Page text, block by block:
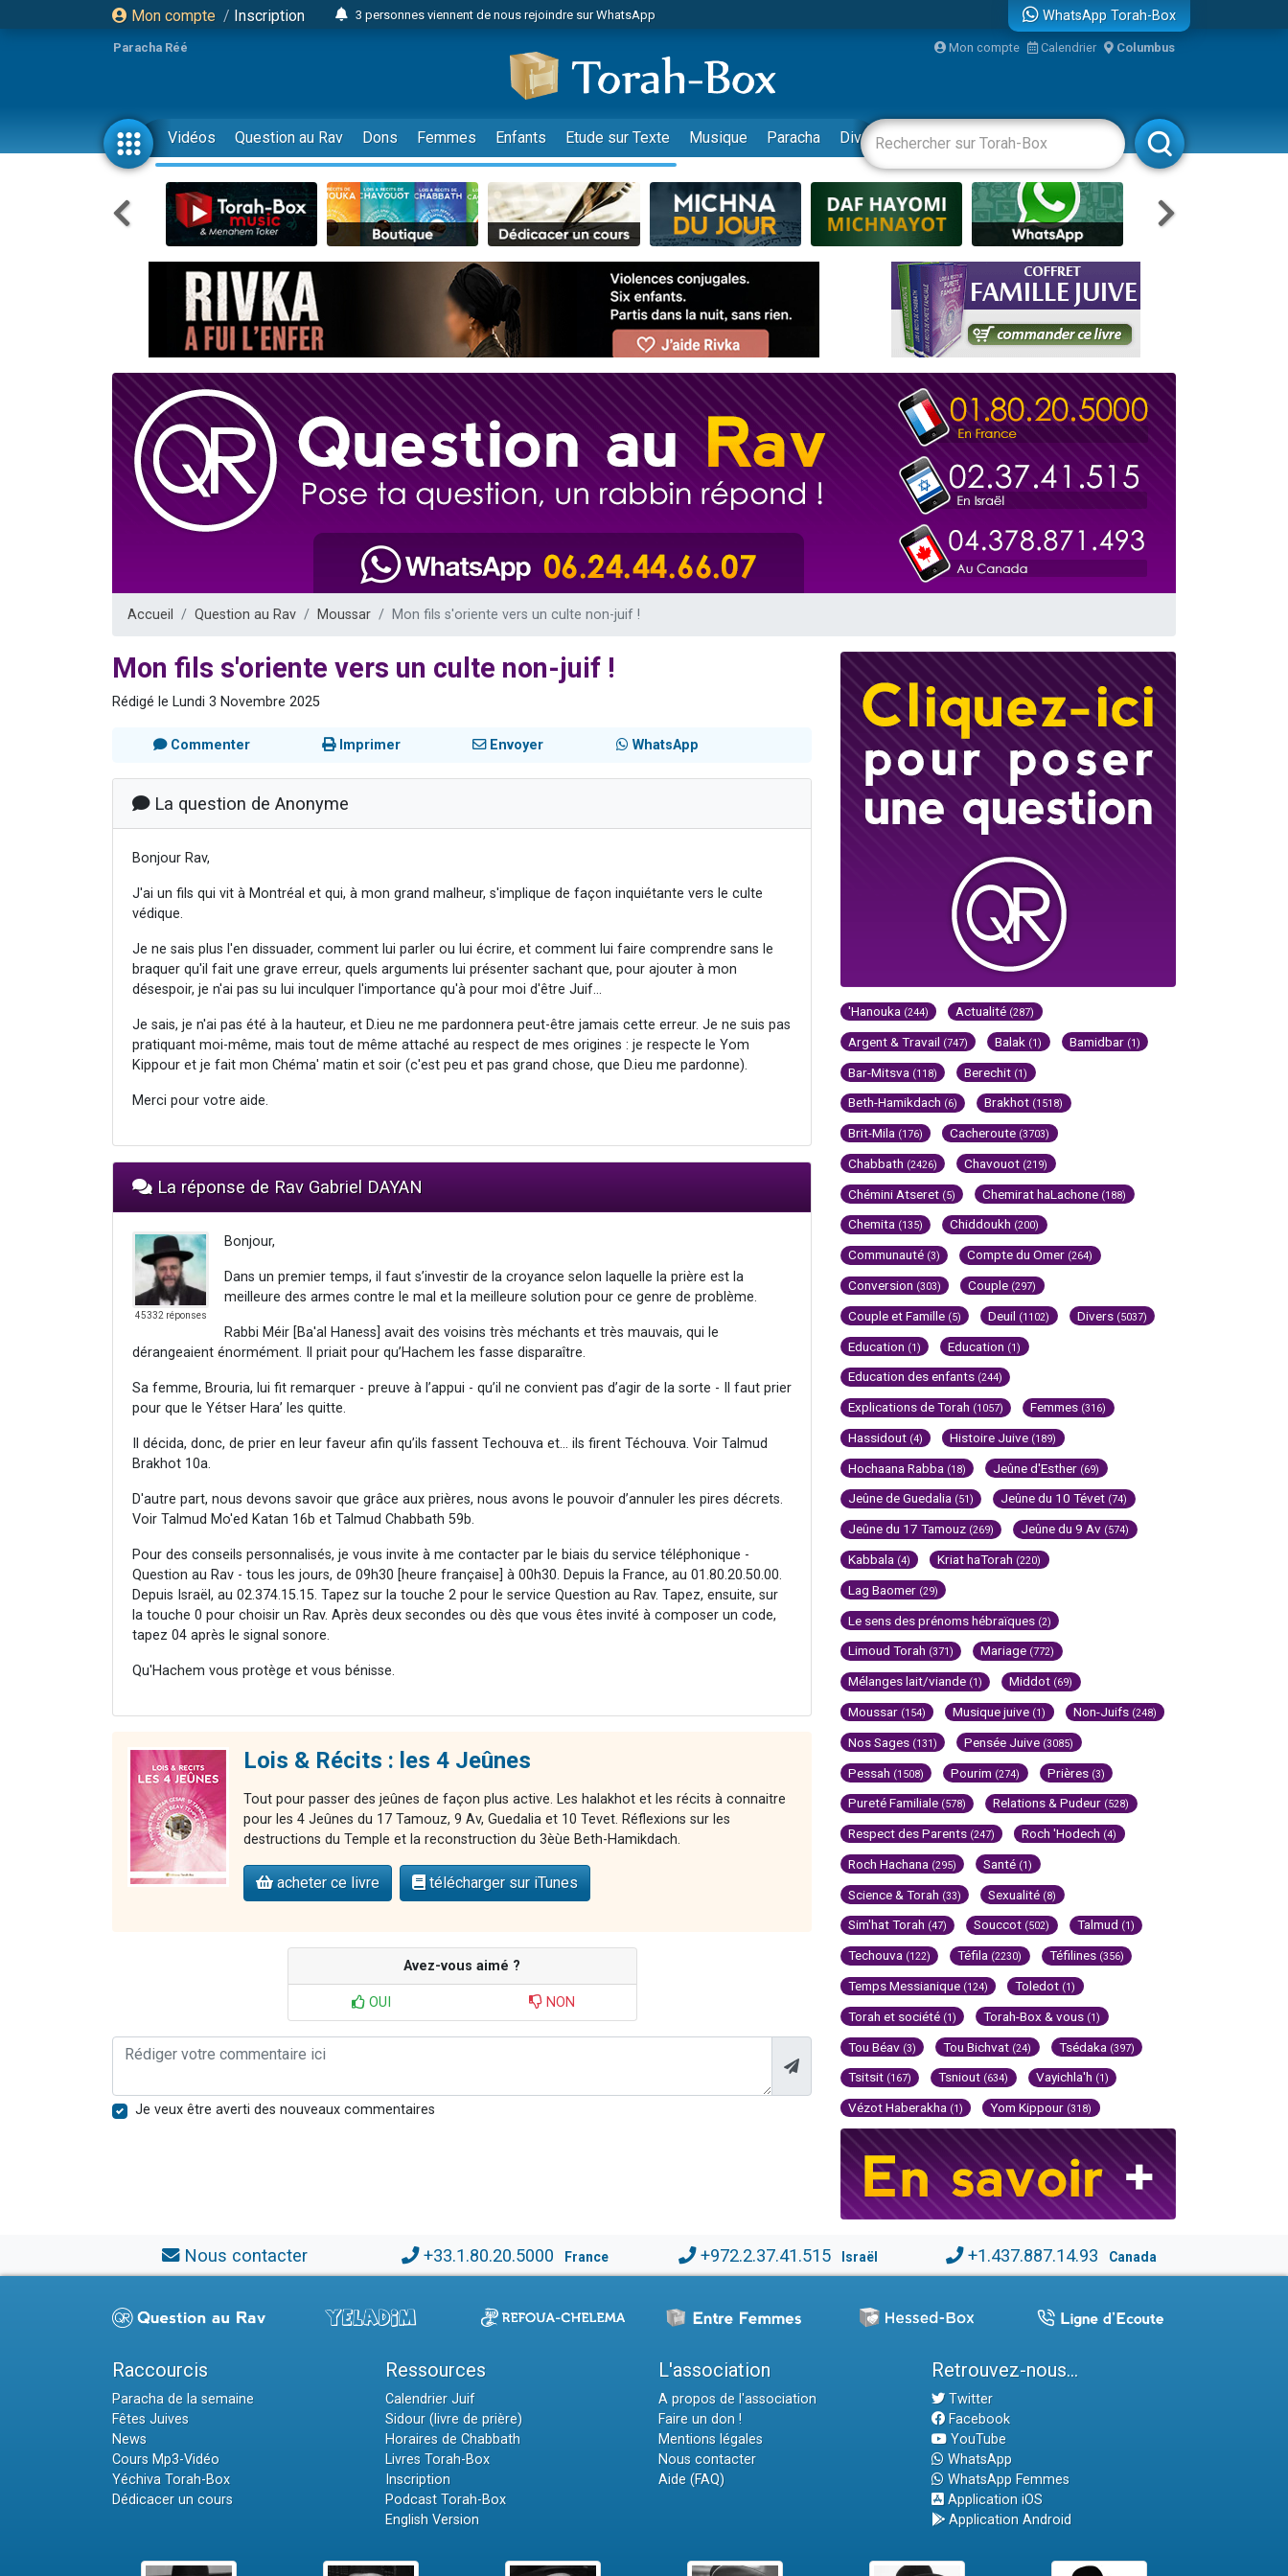
Mon compte / Inscription
3 personnes viennent de nous rejoindre sur WhatsApp
3 personnes viennent de faire un don pour 5 jours de vacances aux Orphelins
3 personnes viennent de faire un don pour Diane, 80 ans, dans un appartement insalubre
2 personnes viennent de nous rejoindre sur WhatsApp
13 personnes viennent de demander une bénédiction
30 personnes viennent de faire un don pour Sauvez la jambe de Yohan
Il reste 49 places pour étudier en groupe sur Zoom
12 nouvelles musiques dans Torah-Box Music
3 personnes viennent de nous rejoindre sur WhatsApp
2 personnes viennent de nous rejoindre sur WhatsApp
2 nouvelles musiques dans Torah-Box Music
3 personnes viennent de nous rejoindre sur WhatsApp
8 personnes viennent de faire un don pour Tsédaka : pauvres d'Israel
Nouvelle émission radio : Visions de grandeur n°104 : Le Chabbath et le Birkat Hamazone à travers le temps
61 personnes viennent de demander une bénédiction
Ariel vient de donner son Maasser
Nathaniel vient de donner son Maasser
4 personnes viennent de nous rejoindre sur WhatsApp
WhatsApp Torah-Box
Paracha Réé Mon compte Calendrier Columbus
Vidéos Question au Rav Dons Femmes Enfants Etude sur Texte Musique Paracha Divertissements Livres Rabbanim
Accueil Question au Rav Moussar Mon fils s'oriente vers un culte non-juif !
Mon fils s'oriente vers un culte non-juif !
Rédigé le Lundi 3 Novembre 2025
Commenter Imprimer Envoyer WhatsApp
La question de Anonyme
Bonjour Rav,
J'ai un fils qui vit à Montréal et qui, à mon grand malheur, s'implique de façon inquiétante vers le culte
védique.
Je ne sais plus l'en dissuader, comment lui parler ou lui écrire, et comment lui faire comprendre sans le
braquer qu'il fait une grave erreur, quels arguments lui présenter sachant que, pour ajouter à mon
désespoir, je n'ai pas su lui inculquer l'importance qu'à pour moi d'être Juif...
Je sais, je n'ai pas été à la hauteur, et D.ieu ne me pardonnera peut-être jamais cette erreur. Je ne suis pas
pratiquant moi-même, mais tout de même attaché au respect de mes origines : je respecte le Yom
Kippour et je fait mon Chéma' matin et soir (c'est peu et pas grand chose, que D.ieu me pardonne).
Merci pour votre aide.
La réponse de Rav Gabriel DAYAN
45332 réponses
Bonjour,
Dans un premier temps, il faut s’investir de la croyance selon laquelle la prière est la
meilleure des armes contre le mal et la meilleure solution pour ce genre de problème.
Rabbi Méir [Ba'al Haness] avait des voisins très méchants et très mauvais, qui le
dérangeaient énormément. Il priait pour qu’Hachem les fasse disparaître.
Sa femme, Brouria, lui fit remarquer - preuve à l’appui - qu’il ne convient pas d’agir de la sorte - Il faut prier
pour que le Yétser Hara’ les quitte.
Il décida, donc, de prier en leur faveur afin qu’ils fassent Techouva et… ils firent Téchouva. Voir Talmud
Brakhot 10a.
D'autre part, nous devons savoir que grâce aux prières, nous avons le pouvoir d’annuler les pires décrets.
Voir Talmud Mo'ed Katan 16b et Talmud Chabbath 59b.
Pour des conseils personnalisés, je vous invite à me contacter par le biais du service téléphonique -
Question au Rav - tous les jours, de 09h30 [heure française] à 00h30. Depuis la France, au 01.80.20.50.00.
Depuis Israël, au 02.374.15.15. Tapez sur la touche 2 pour le service Question au Rav. Tapez, ensuite, sur
la touche 0 pour choisir un Rav. Après deux secondes ou dès que vous êtes invité à composer un code,
tapez 04 après le signal sonore.
Qu'Hachem vous protège et vous bénisse.
Lois & Récits : les 4 Jeûnes
Tout pour passer des jeûnes de façon plus active. Les halakhot et les récits à connaitre
pour les 4 Jeûnes du 17 Tamouz, 9 Av, Guedalia et 10 Tevet. Réflexions sur les
destructions du Temple et la reconstruction du 3èùe Beth-Hamikdach.
acheter ce livre télécharger sur iTunes
Avez-vous aimé ?
OUI NON
Je veux être averti des nouveaux commentaires
'Hanouka (244) Actualité (287)
Argent & Travail (747) Balak (1) Bamidbar (1)
Bar-Mitsva (118) Berechit (1)
Beth-Hamikdach (6) Brakhot (1518)
Brit-Mila (176) Cacheroute (3703)
Chabbath (2426) Chavouot (219)
Chémini Atseret (5) Chemirat haLachone (188)
Chemita (135) Chiddoukh (200)
Communauté (3) Compte du Omer (264)
Conversion (303) Couple (297)
Couple et Famille (5) Deuil (1102) Divers (5037)
Education (1) Education (1)
Education des enfants (244)
Explications de Torah (1057) Femmes (316)
Hassidout (4) Histoire Juive (189)
Hochaana Rabba (18) Jeûne d'Esther (69)
Jeûne de Guedalia (51) Jeûne du 10 Tévet (74)
Jeûne du 17 Tamouz (269) Jeûne du 9 Av (574)
Kabbala (4) Kriat haTorah (220)
Lag Baomer (29)
Le sens des prénoms hébraïques (2)
Limoud Torah (371) Mariage (772)
Mélanges lait/viande (1) Middot (69)
Moussar (154) Musique juive (1) Non-Juifs (248)
Nos Sages (131) Pensée Juive (3085)
Pessah (1508) Pourim (274) Prières (3)
Pureté Familiale (578) Relations & Pudeur (528)
Respect des Parents (247) Roch 'Hodech (4)
Roch Hachana (295) Santé (1)
Science & Torah (33) Sexualité (8)
Sim'hat Torah (47) Souccot (502) Talmud (1)
Techouva (122) Téfila (2230) Téfilines (356)
Temps Messianique (124) Toledot (1)
Torah et société (1) Torah-Box & vous (1)
Tou Béav (3) Tou Bichvat (24) Tsédaka (397)
Tsitsit (167) Tsniout (634) Vayichla'h (1)
Vézot Haberakha (1) Yom Kippour (318)
Nous contacter +33.1.80.20.5000 France +972.2.37.41.515 Israël +1.437.887.14.93 Canada
Raccourcis
Paracha de la semaine
Fêtes Juives
News
Cours Mp3-Vidéo
Yéchiva Torah-Box
Dédicacer un cours
Ressources
Calendrier Juif
Sidour (livre de prière)
Horaires de Chabbath
Livres Torah-Box
Inscription
Podcast Torah-Box
English Version
L'association
A propos de l'association
Faire un don !
Mentions légales
Nous contacter
Aide (FAQ)
Retrouvez-nous...
Twitter
Facebook
YouTube
WhatsApp
WhatsApp Femmes
Application iOS
Application Android